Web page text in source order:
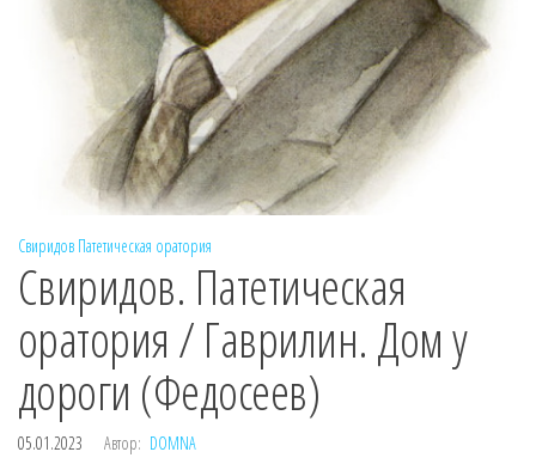
Свиридов Патетическая оратория
Свиридов. Патетическая
оратория / Гаврилин. Дом у
дороги (Федосеев)
05.01.2023 Автор: DOMNA